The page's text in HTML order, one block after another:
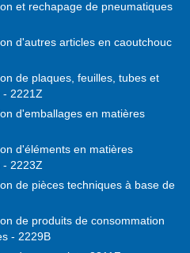
et rechapage de pneumatiques
d'autres articles en caoutchouc
de plaques, feuilles, tubes et
- 2221Z
d'emballages en matières
d'éléments en matières
- 2223Z
de pièces techniques à base de
de produits de consommation
- 2229B